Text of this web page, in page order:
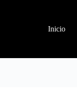
Inicio